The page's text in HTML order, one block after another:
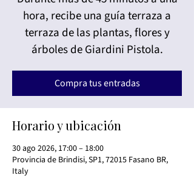
hora, recibe una guía terraza a
terraza de las plantas, flores y
árboles de Giardini Pistola.
Compra tus entradas
Horario y ubicación
30 ago 2026, 17:00 – 18:00
Provincia de Brindisi, SP1, 72015 Fasano BR,
Italy